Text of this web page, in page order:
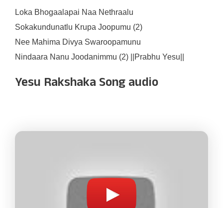
Loka Bhogaalapai Naa Nethraalu
Sokakundunatlu Krupa Joopumu (2)
Nee Mahima Divya Swaroopamunu
Nindaara Nanu Joodanimmu (2) ||Prabhu Yesu||
Yesu Rakshaka Song audio